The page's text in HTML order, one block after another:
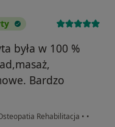
była w 100 %
Bardzo
Rehabilitacja • •